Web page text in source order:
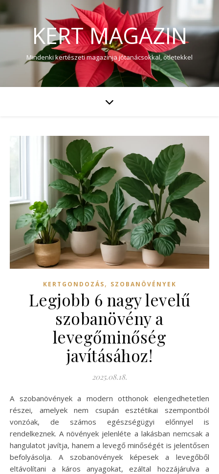
KERT MAGAZIN
Mindenki kertészeti magazinja jótanácsokkal, ötletekkel
KERTGONDOZÁS, SZOBANÖVÉNYEK
Legjobb 6 nagy levelű
szobanövény a
levegőminőség
javításához!
2025.08.18.
A szobanövények a modern otthonok elengedhetetlen
részei, amelyek nem csupán esztétikai szempontból
vonzóak, de számos egészségügyi előnnyel is
rendelkeznek. A növények jelenléte a lakásban nemcsak a
hangulatot javítja, hanem a levegő minőségét is jelentősen
befolyásolja. A szobanövények képesek a levegőből
eltávolítani a káros anyagokat, ezáltal hozzájárulva a